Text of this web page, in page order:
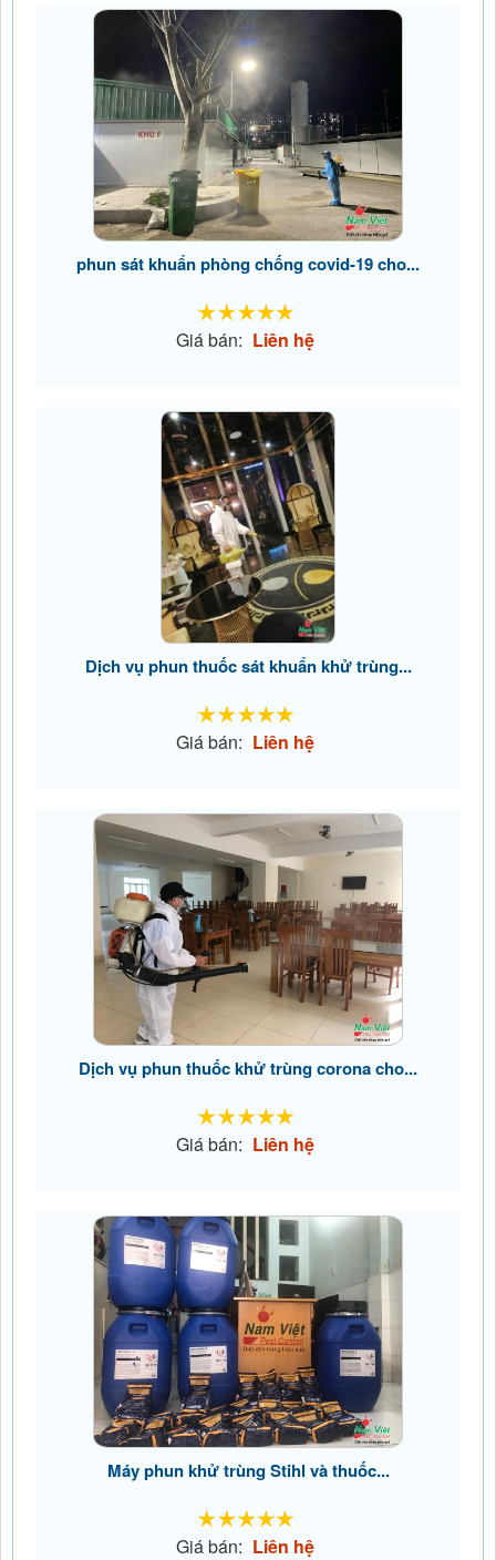
phun sát khuẩn phòng chống covid-19 cho...
Giá bán: Liên hệ
Dịch vụ phun thuốc sát khuẩn khử trùng...
Giá bán: Liên hệ
Dịch vụ phun thuốc khử trùng corona cho...
Giá bán: Liên hệ
Máy phun khử trùng Stihl và thuốc...
Giá bán: Liên hệ